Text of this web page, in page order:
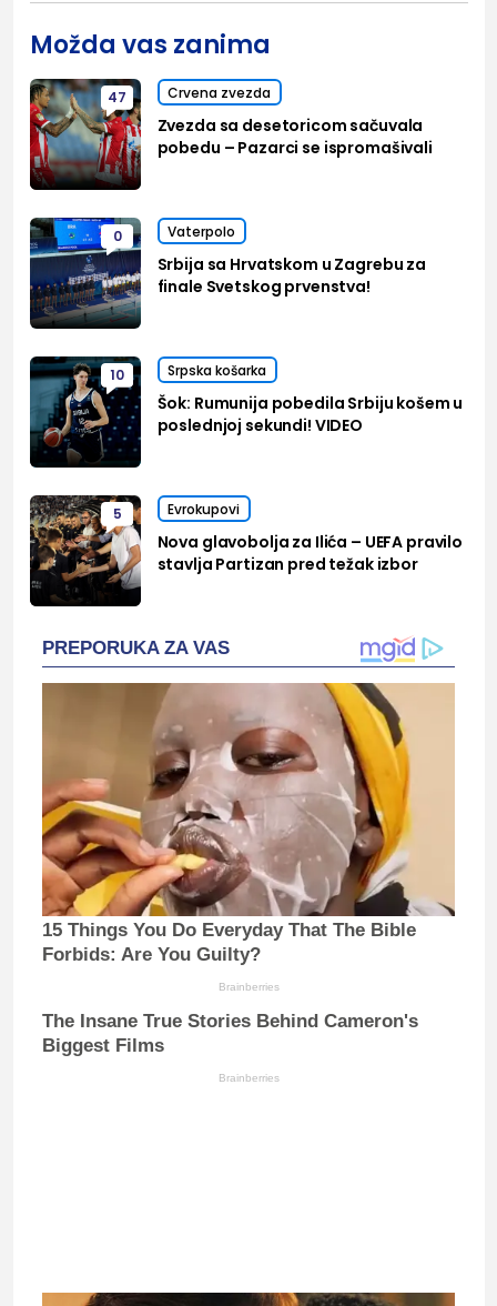
Možda vas zanima
47 Crvena zvezda
Zvezda sa desetoricom sačuvala
pobedu – Pazarci se ispromašivali
0 Vaterpolo
Srbija sa Hrvatskom u Zagrebu za
finale Svetskog prvenstva!
10 Srpska košarka
Šok: Rumunija pobedila Srbiju košem u
poslednjoj sekundi! VIDEO
5 Evrokupovi
Nova glavobolja za Ilića – UEFA pravilo
stavlja Partizan pred težak izbor
PREPORUKA ZA VAS
15 Things You Do Everyday That The Bible
Forbids: Are You Guilty?
Brainberries
The Insane True Stories Behind Cameron's
Biggest Films
Brainberries